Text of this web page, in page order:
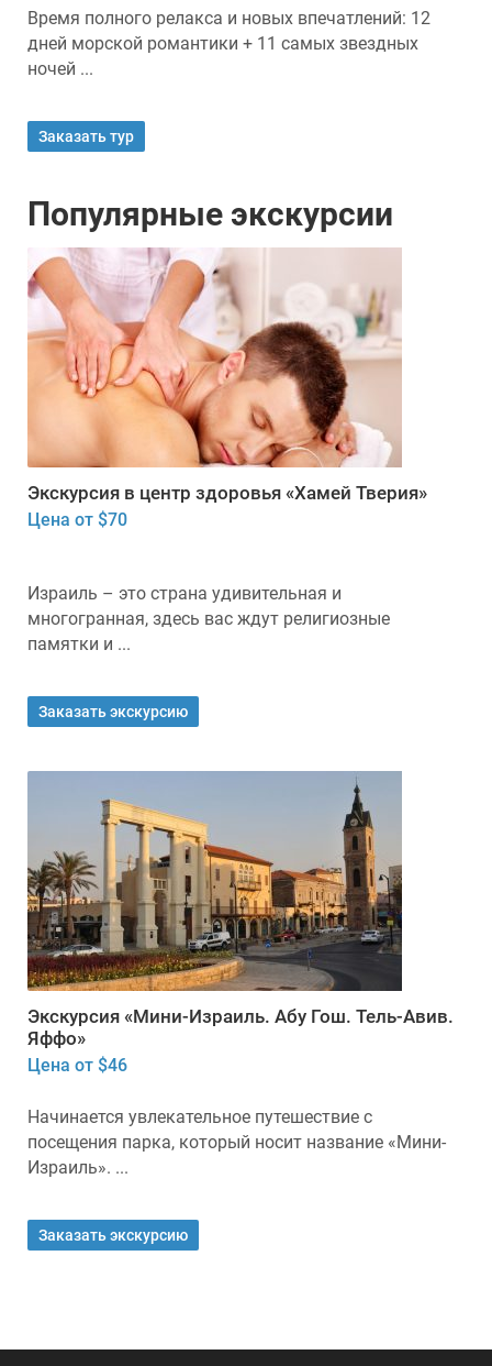
Время полного релакса и новых впечатлений: 12
дней морской романтики + 11 самых звездных
ночей ...
Заказать тур
Популярные экскурсии
Экскурсия в центр здоровья «Хамей Тверия»
Цена от $70
Израиль – это страна удивительная и
многогранная, здесь вас ждут религиозные
памятки и ...
Заказать экскурсию
Экскурсия «Мини-Израиль. Абу Гош. Тель-Авив.
Яффо»
Цена от $46
Начинается увлекательное путешествие с
посещения парка, который носит название «Мини-
Израиль». ...
Заказать экскурсию